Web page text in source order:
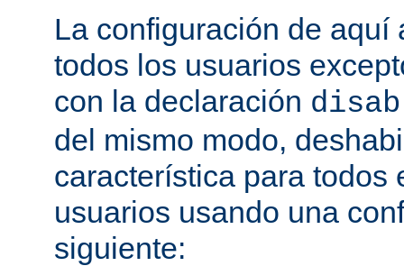
La configuración de aquí
todos los usuarios
con la declaración
del mismo modo,
característica para todos
usuarios usando una
siguiente: